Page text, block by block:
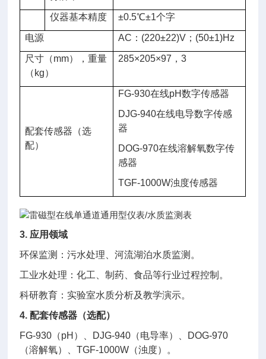
仪器基本精度 ±0.5℃±1个字
电源 AC：(220±22)V；(50±1)Hz
尺寸（mm），重量
（kg）
285×205×97，3
配套传感器（选
配）
FG-930在线pH数字传感器
DJG-940在线电导数字传感
器
DOG-970在线溶解氧数字传
感器
TGF-1000W浊度传感器
3. 应用领域
环保监测：污水处理、河流湖泊水质监测。
工业水处理：化工、制药、食品等行业过程控制。
科研教育：实验室水质分析及教学演示。
4. 配套传感器（选配）
FG-930（pH）、DJG-940（电导率）、DOG-970
（溶解氧）、TGF-1000W（浊度）。